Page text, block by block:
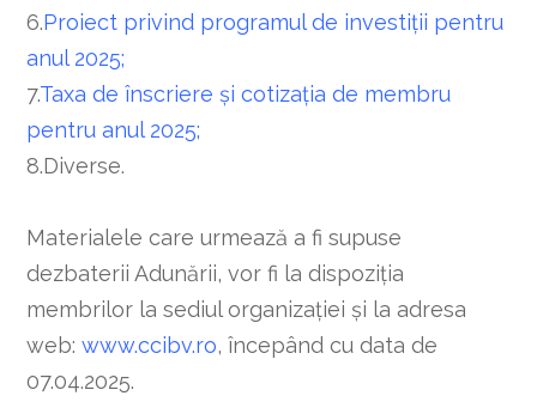
6.Proiect privind programul de investiţii pentru
anul 2025;
7.Taxa de înscriere şi cotizaţia de membru
pentru anul 2025;
8.Diverse.
Materialele care urmează a fi supuse
dezbaterii Adunării, vor fi la dispoziţia
membrilor la sediul organizaţiei şi la adresa
web:www.ccibv.ro, începând cu data de
07.04.2025.